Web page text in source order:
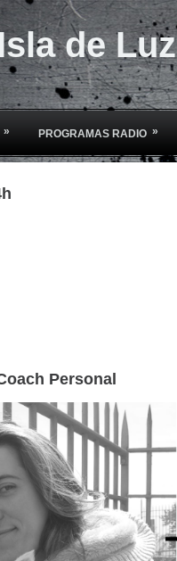
de Luz
» PROGRAMAS RADIO »
Personal